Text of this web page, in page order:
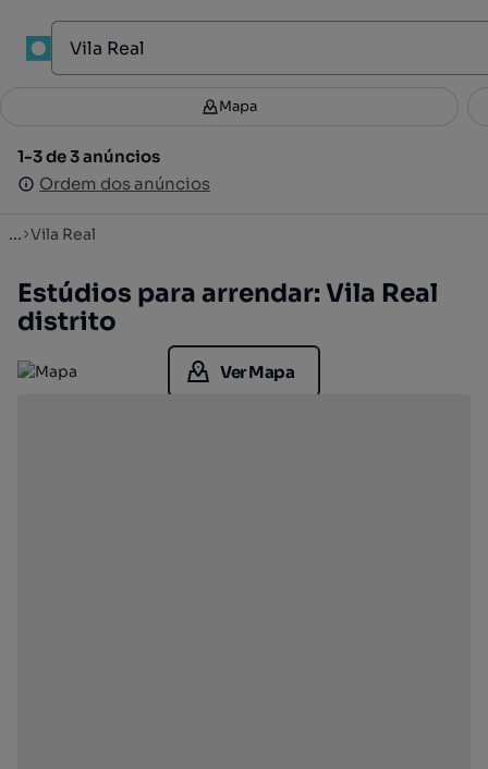
Filtros 3
1-3 de 3 anúncios
Ordem dos anúncios
Mapa
1-3 de 3 anúncios
Ordem dos anúncios
... Vila Real
Estúdios para arrendar: Vila Real
distrito
Ver Mapa